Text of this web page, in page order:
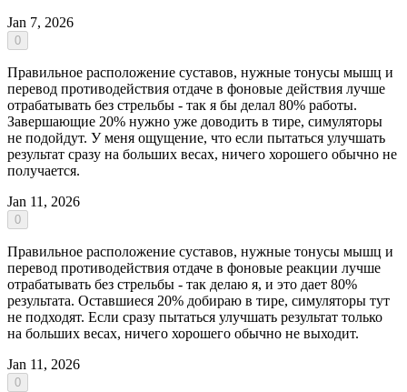
Jan 7, 2026
0
Правильное расположение суставов, нужные тонусы мышц и
перевод противодействия отдаче в фоновые действия лучше
отрабатывать без стрельбы - так я бы делал 80% работы.
Завершающие 20% нужно уже доводить в тире, симуляторы
не подойдут. У меня ощущение, что если пытаться улучшать
результат сразу на больших весах, ничего хорошего обычно не
получается.
Jan 11, 2026
0
Правильное расположение суставов, нужные тонусы мышц и
перевод противодействия отдаче в фоновые реакции лучше
отрабатывать без стрельбы - так делаю я, и это дает 80%
результата. Оставшиеся 20% добираю в тире, симуляторы тут
не подходят. Если сразу пытаться улучшать результат только
на больших весах, ничего хорошего обычно не выходит.
Jan 11, 2026
0